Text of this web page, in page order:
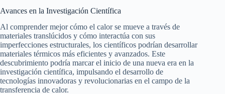
Avances en la Investigación Científica
Al comprender mejor cómo el calor se mueve a través de
materiales translúcidos y cómo interactúa con sus
imperfecciones estructurales, los científicos podrían desarrollar
materiales térmicos más eficientes y avanzados. Este
descubrimiento podría marcar el inicio de una nueva era en la
investigación científica, impulsando el desarrollo de
tecnologías innovadoras y revolucionarias en el campo de la
transferencia de calor.